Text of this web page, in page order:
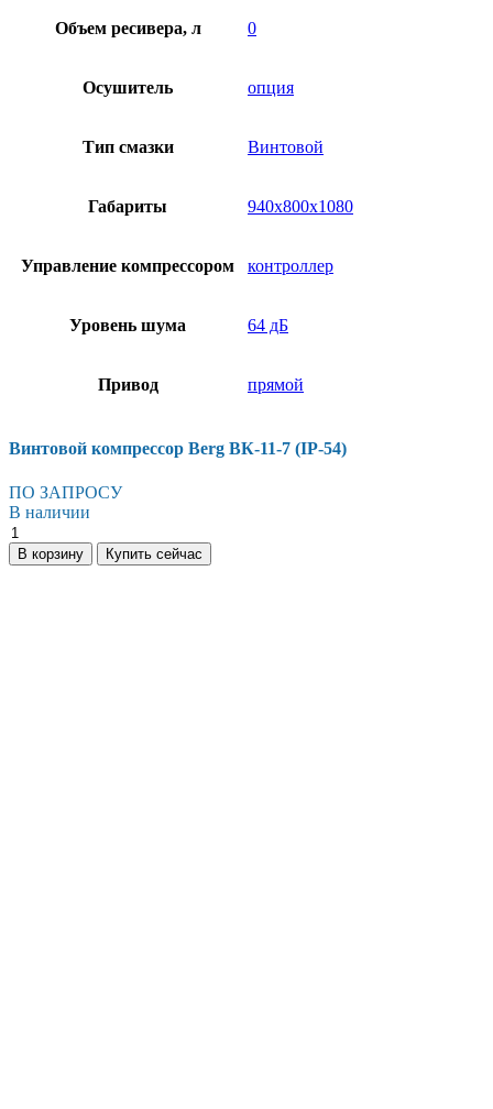
Объем ресивера, л 0
Осушитель опция
Тип смазки Винтовой
Габариты 940х800х1080
Управление компрессором контроллер
Уровень шума 64 дБ
Привод прямой
Винтовой компрессор Berg ВК-11-7 (IP-54)
ПО ЗАПРОСУ
В наличии
Винтовой
компрессор
Berg
В корзину Купить сейчас